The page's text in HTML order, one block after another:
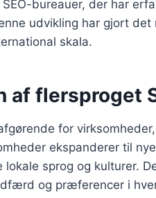
bureauer, der har
udvikling har gjort
skala.
af flersproget
for
ekspanderer til
lokale sprog og kulturer.
og præferencer i